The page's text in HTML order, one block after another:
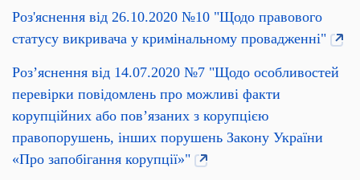
Роз'яснення від 26.10.2020 №10 "Щодо правового
статусу викривача у кримінальному провадженні"
Роз’яснення від 14.07.2020 №7 "Щодо особливостей
перевірки повідомлень про можливі факти
корупційних або пов’язаних з корупцією
правопорушень, інших порушень Закону України
«Про запобігання корупції»"